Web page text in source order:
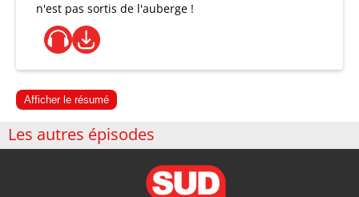
n'est pas sortis de l'auberge !
Afficher le résumé
Les autres épisodes